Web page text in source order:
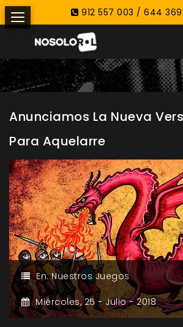
912 557 003 / 644
Anunciamos La Nueva
Para Aquelarre
En:Nuestros Juegos
Miércoles,25 -Julio -2018